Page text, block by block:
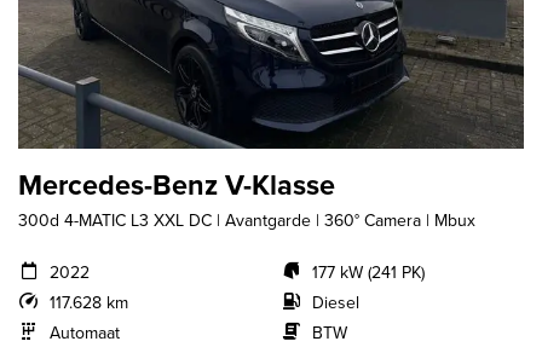
Mercedes-Benz V-Klasse
300d 4-MATIC L3 XXL DC | Avantgarde | 360° Camera | Mbux
2022
117.628 km
Automaat
177 kW (241 PK)
Diesel
BTW